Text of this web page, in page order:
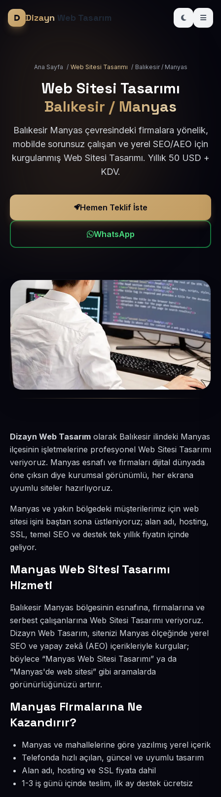
Dizayn Web Tasarım
Ana Sayfa / Web Sitesi Tasarımı / Balıkesir / Manyas
Web Sitesi Tasarımı
Balıkesir / Manyas
Balıkesir Manyas çevresindeki firmalara yönelik,
mobilde sorunsuz çalışan ve yerel SEO/AEO için
kurgulanmış Web Sitesi Tasarımı. Yıllık 50 USD +
KDV.
Hemen Teklif İste
WhatsApp
Dizayn Web Tasarım olarak Balıkesir ilindeki Manyas
ilçesinin işletmelerine profesyonel Web Sitesi Tasarımı
veriyoruz. Manyas esnafı ve firmaları dijital dünyada
öne çıksın diye kurumsal görünümlü, her ekrana
uyumlu siteler hazırlıyoruz.
Manyas ve yakın bölgedeki müşterilerimiz için web
sitesi işini baştan sona üstleniyoruz; alan adı, hosting,
SSL, temel SEO ve destek tek yıllık fiyatın içinde
geliyor.
Manyas Web Sitesi Tasarımı
Hizmeti
Balıkesir Manyas bölgesinin esnafına, firmalarına ve
serbest çalışanlarına Web Sitesi Tasarımı veriyoruz.
Dizayn Web Tasarım, sitenizi Manyas ölçeğinde yerel
SEO ve yapay zekâ (AEO) içerikleriyle kurgular;
böylece “Manyas Web Sitesi Tasarımı” ya da
“Manyas'de web sitesi” gibi aramalarda
görünürlüğünüzü artırır.
Manyas Firmalarına Ne
Kazandırır?
Manyas ve mahallelerine göre yazılmış yerel içerik
Telefonda hızlı açılan, güncel ve uyumlu tasarım
Alan adı, hosting ve SSL fiyata dahil
1-3 iş günü içinde teslim, ilk ay destek ücretsiz